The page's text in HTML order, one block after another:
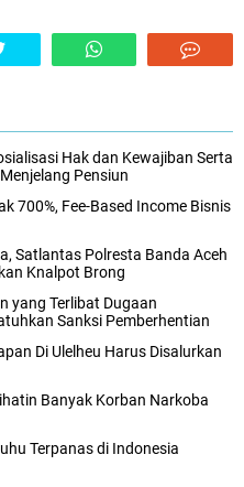
Hak dan Kewajiban Serta
Pensiun
700%, Fee-Based Income Bisnis
Satlantas Polresta Banda Aceh
Knalpot Brong
yang Terlibat Dugaan
Sanksi Pemberhentian
Di Ulelheu Harus Disalurkan
Banyak Korban Narkoba
Terpanas di Indonesia